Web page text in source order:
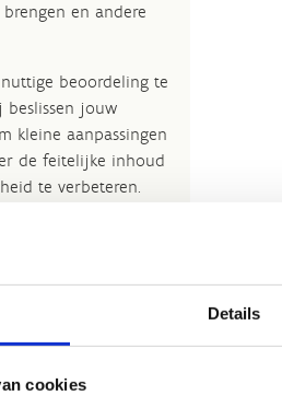
Details
cookies
en andere
beoordeling te
jouw
kleine aanpassingen
de feitelijke inhoud
te verbeteren.​
bij de